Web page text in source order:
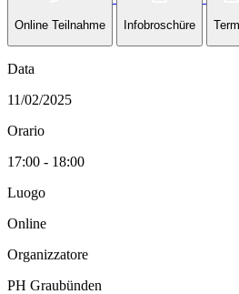
Online Teilnahme Infobroschüre
Data
11/02/2025
Orario
17:00 - 18:00
Luogo
Online
Organizzatore
PH Graubünden